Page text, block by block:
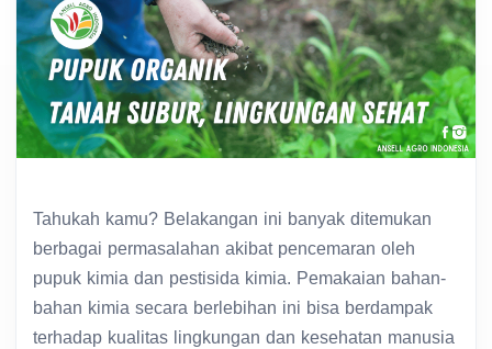
Tahukah kamu? Belakangan ini banyak ditemukan
berbagai permasalahan akibat pencemaran oleh
pupuk kimia dan pestisida kimia. Pemakaian bahan-
bahan kimia secara berlebihan ini bisa berdampak
terhadap kualitas lingkungan dan kesehatan manusia